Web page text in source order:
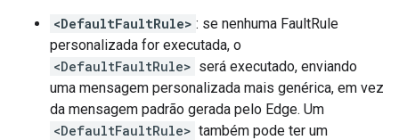
<DefaultFaultRule> : se nenhuma FaultRule
personalizada for executada, o
<DefaultFaultRule> será executado, enviando
uma mensagem personalizada mais genérica, em vez
da mensagem padrão gerada pelo Edge. Um
<DefaultFaultRule> também pode ter um